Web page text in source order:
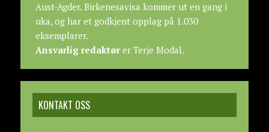
Aust-Agder. Birkenesavisa kommer ut en gang i
uka, og har et godkjent opplag på 1.030
eksemplarer.
Ansvarlig redaktører Terje Modal.
KONTAKT OSS